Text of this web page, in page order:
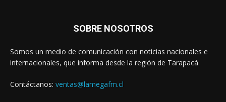
SOBRE NOSOTROS
Somos un medio de comunicación con noticias nacionales e
internacionales, que informa desde la región de Tarapacá
Contáctanos: ventas@lamegafm.cl